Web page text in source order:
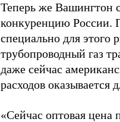
Теперь же Вашингтон
конкуренцию России.
специально для этого
трубопроводный газ
даже сейчас
расходов оказывается
«Сейчас оптовая цена